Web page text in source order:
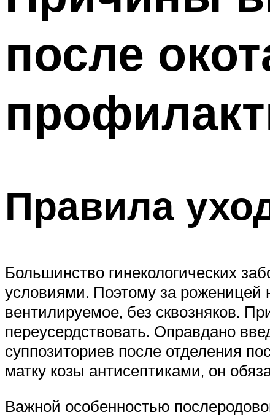
после
Правила
Большинство гинекологических
условиями. Поэтому за
вентилируемое, без сквозняков.
переусердствовать. Оправдано
суппозиториев после отделения
матку козы антисептиками, он
Важной особенностью